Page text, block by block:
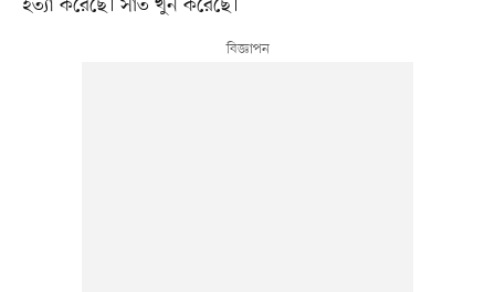
হত্যা করেছে। সাত খুন করেছে।’